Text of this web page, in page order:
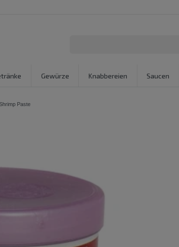
Gewürze Knabbereien Saucen
Paste